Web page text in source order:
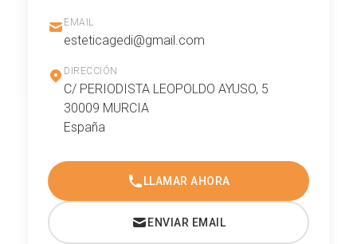
EMAIL
esteticagedi@gmail.com
DIRECCIÓN
C/ PERIODISTA LEOPOLDO AYUSO, 5
30009 MURCIA
España
LLAMAR AHORA
ENVIAR EMAIL